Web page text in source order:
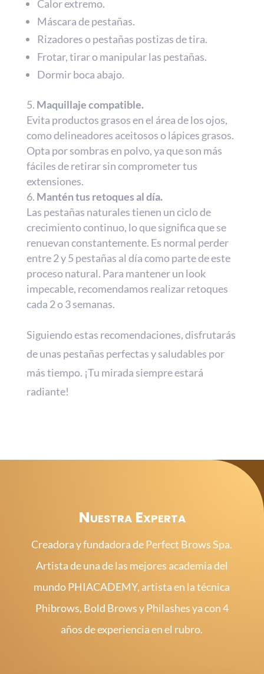
Calor extremo.
Máscara de pestañas.
Rizadores o pestañas postizas de tira.
Frotar, tirar o manipular las pestañas.
Dormir boca abajo.
Maquillaje compatible.
Evita productos grasos en el área de los ojos,
como delineadores aceitosos o lápices grasos.
Opta por sombras en polvo, ya que son más
fáciles de retirar sin comprometer tus
extensiones.
Mantén tus retoques al día.
Las pestañas naturales tienen un ciclo de
crecimiento continuo, lo que significa que se
renuevan constantemente. Es normal perder
entre 2 y 5 pestañas al día como parte de este
proceso natural. Para mantener un look
impecable, recomendamos realizar retoques
cada 2 o 3 semanas.
Siguiendo estas recomendaciones, disfrutarás
de unas pestañas perfectas y saludables por
más tiempo. ¡Tu mirada siempre estará
radiante!
Nuestra Experta
Creadora y fundadora de Perfect Brows Spa.
Artista de una de las mejores academia del
mundo PHIACADEMY, artista en la técnica
Phibrows, Bold Brows y Philashes ya con 4
años de experiencia en el rubro.